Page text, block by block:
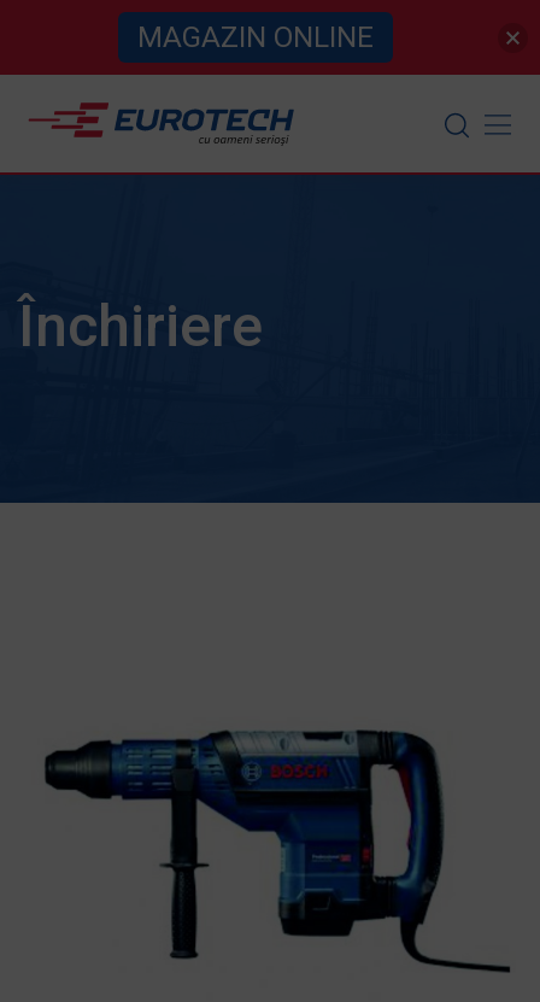
Închiriere
MAGAZIN ONLINE